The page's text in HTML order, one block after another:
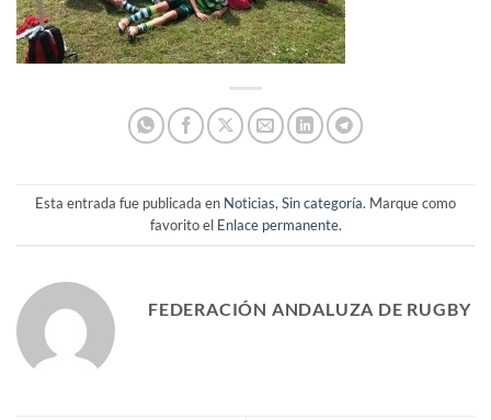
Esta entrada fue publicada en Noticias,Sin categoría. Marque como
favorito el Enlace permanente.
FEDERACIÓN ANDALUZA DE RUGBY